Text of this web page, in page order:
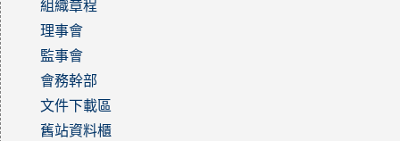
組織章程
理事會
監事會
會務幹部
文件下載區
舊站資料櫃